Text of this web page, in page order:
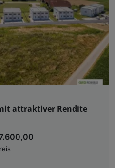
attraktiver Rendite